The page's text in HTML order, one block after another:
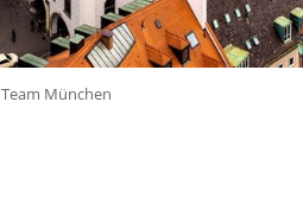
Team München